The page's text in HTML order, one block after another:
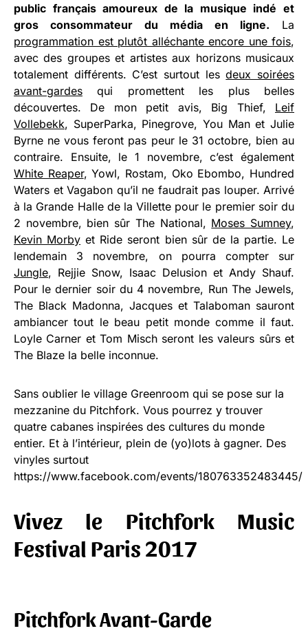
public français amoureux de la musique indé et
gros consommateur du média en ligne. La
programmation est plutôt alléchante encore une fois,
avec des groupes et artistes aux horizons musicaux
totalement différents. C’est surtout lesdeux soirées
avant-gardes qui promettent les plus belles
découvertes. De mon petit avis, Big Thief, Leif
Vollebekk, SuperParka, Pinegrove, You Man et Julie
Byrne ne vous feront pas peur le 31 octobre, bien au
contraire. Ensuite, le 1 novembre, c’est également
White Reaper, Yowl, Rostam, Oko Ebombo, Hundred
Waters et Vagabon qu’il ne faudrait pas louper. Arrivé
à la Grande Halle de la Villette pour le premier soir du
2 novembre, bien sûr The National, Moses Sumney,
Kevin Morby et Ride seront bien sûr de la partie. Le
lendemain 3 novembre, on pourra compter sur
Jungle, Rejjie Snow, Isaac Delusion et Andy Shauf.
Pour le dernier soir du 4 novembre, Run The Jewels,
The Black Madonna, Jacques et Talaboman sauront
ambiancer tout le beau petit monde comme il faut.
Loyle Carner et Tom Misch seront les valeurs sûrs et
The Blaze la belle inconnue.
Sans oublier le village Greenroom qui se pose sur la
mezzanine du Pitchfork. Vous pourrez y trouver
quatre cabanes inspirées des cultures du monde
entier. Et à l’intérieur, plein de (yo)lots à gagner. Des
vinyles surtout
https://www.facebook.com/events/180763352483445/
Vivez le Pitchfork Music
Festival Paris 2017
Pitchfork Avant-Garde